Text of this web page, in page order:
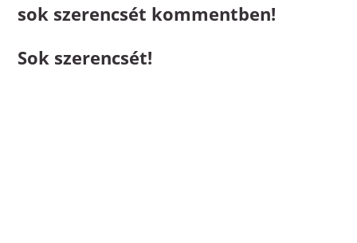
sok szerencsét kommentben!
Sok szerencsét!